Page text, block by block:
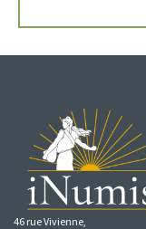
46 rue Vivienne,